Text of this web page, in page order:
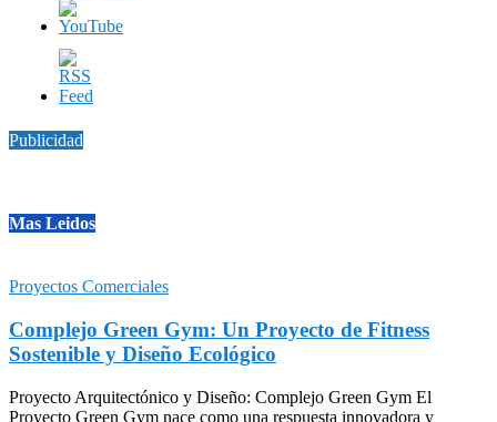
Publicidad
Mas Leidos
Proyectos Comerciales
Complejo Green Gym: Un Proyecto de Fitness
Sostenible y Diseño Ecológico
Proyecto Arquitectónico y Diseño: Complejo Green Gym El
Proyecto Green Gym nace como una respuesta innovadora y